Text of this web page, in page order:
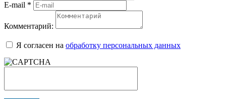
E-mail *
Комментарий:
Я согласен на обработку персональных данных